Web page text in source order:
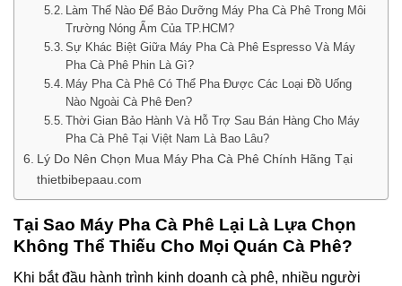
Làm Thế Nào Để Bảo Dưỡng Máy Pha Cà Phê Trong Môi
Trường Nóng Ẩm Của TP.HCM?
Sự Khác Biệt Giữa Máy Pha Cà Phê Espresso Và Máy
Pha Cà Phê Phin Là Gì?
Máy Pha Cà Phê Có Thể Pha Được Các Loại Đồ Uống
Nào Ngoài Cà Phê Đen?
Thời Gian Bảo Hành Và Hỗ Trợ Sau Bán Hàng Cho Máy
Pha Cà Phê Tại Việt Nam Là Bao Lâu?
Lý Do Nên Chọn Mua Máy Pha Cà Phê Chính Hãng Tại
thietbibepaau.com
Tại Sao Máy Pha Cà Phê Lại Là Lựa Chọn
Không Thể Thiếu Cho Mọi Quán Cà Phê?
Khi bắt đầu hành trình kinh doanh cà phê, nhiều người